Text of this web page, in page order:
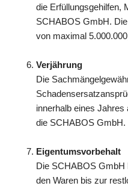
die Erfüllungsgehilfen,
SCHABOS GmbH.
von maximal
Verjährung
Die
innerhalb eines
die SCHABOS GmbH.
Eigentumsvorbehalt
Die SCHABOS GmbH
den Waren bis zur